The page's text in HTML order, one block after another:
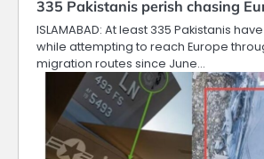
335 Pakistanis perish chasing
ISLAMABAD: At least 335 Pakistanis
while attempting to reach Europe
migration routes since June…